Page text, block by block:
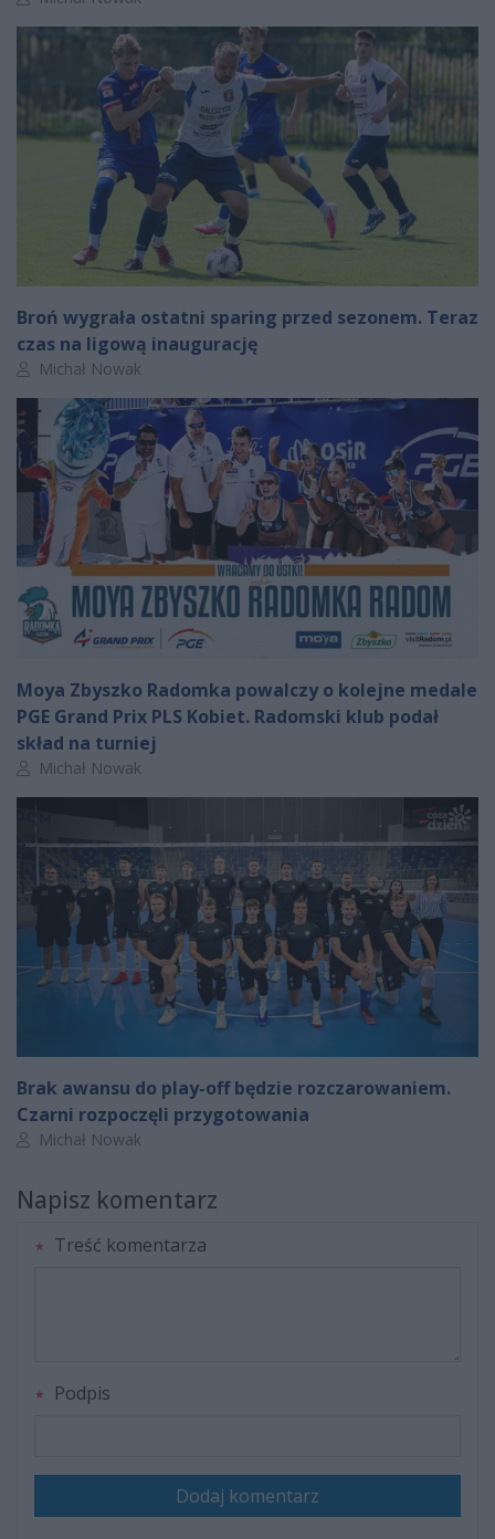
Broń wygrała ostatni sparing przed sezonem. Teraz
czas na ligową inaugurację
Autor artykułu:
Michał Nowak
Moya Zbyszko Radomka powalczy o kolejne medale
PGE Grand Prix PLS Kobiet. Radomski klub podał
skład na turniej
Autor artykułu:
Michał Nowak
Brak awansu do play-off będzie rozczarowaniem.
Czarni rozpoczęli przygotowania
Autor artykułu:
Michał Nowak
Napisz komentarz
Treść komentarza
Podpis
Dodaj komentarz